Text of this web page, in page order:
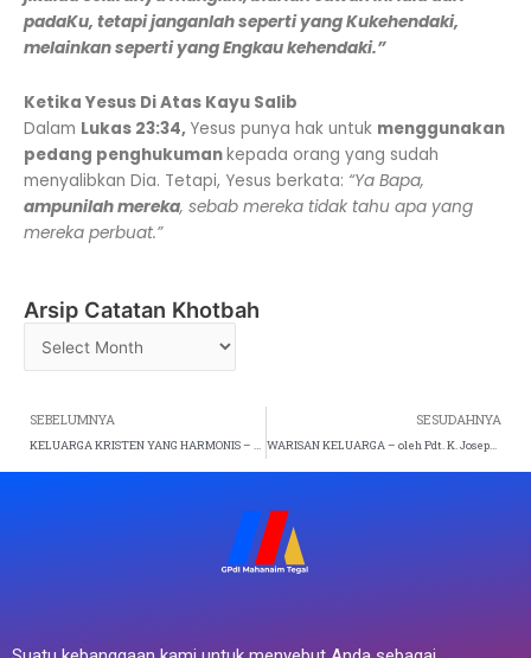
padaKu, tetapi janganlah seperti yang Kukehendaki,
melainkan seperti yang Engkau kehendaki.”
Ketika Yesus Di Atas Kayu Salib
Dalam Lukas 23:34, Yesus punya hak untuk menggunakan
pedang penghukumankepada orang yang sudah
menyalibkan Dia. Tetapi, Yesus berkata: “Ya Bapa,
ampunilah mereka, sebab mereka tidak tahu apa yang
mereka perbuat.”
Arsip Catatan Khotbah
Arsip
Prev
SEBELUMNYA
KELUARGA KRISTEN YANG HARMONIS – oleh Pdm. Patrick B. Lazarus (Ibadah Raya 3 – Minggu, 2 Juni 2024)
SESUDAHNYA
WARISAN KELUARGA – oleh Pdt. K. Joseph Priyono (Ibadah Raya 1 – Minggu, 16 Juni 2024)